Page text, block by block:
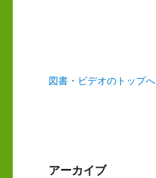
図書・ビデオのトップへ
アーカイブ